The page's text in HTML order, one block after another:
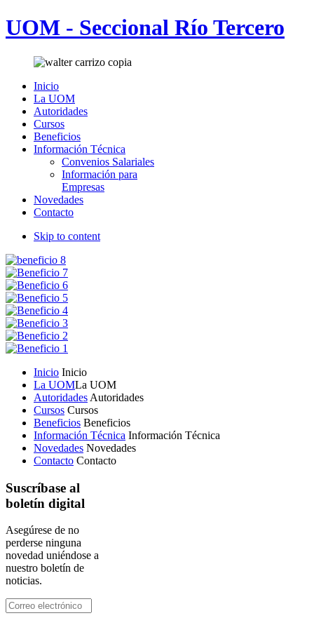
UOM - Seccional Río Tercero
Inicio
La UOM
Autoridades
Cursos
Beneficios
Información Técnica
Convenios Salariales
Información para
Empresas
Novedades
Contacto
Skip to content
Inicio Inicio
La UOMLa UOM
Autoridades Autoridades
Cursos Cursos
Beneficios Beneficios
Información Técnica Información Técnica
Novedades Novedades
Contacto Contacto
Suscríbase al
boletín digital
Asegúrese de no
perderse ninguna
novedad uniéndose a
nuestro boletín de
noticias.